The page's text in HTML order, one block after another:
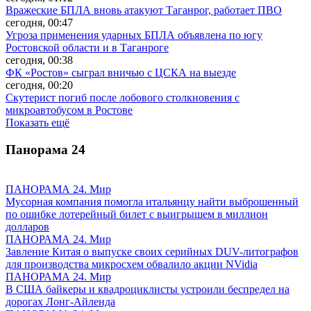
Вражеские БПЛА вновь атакуют Таганрог, работает ПВО
сегодня, 00:47
Угроза применения ударных БПЛА объявлена по югу
Ростовской области и в Таганроге
сегодня, 00:38
ФК «Ростов» сыграл вничью с ЦСКА на выезде
сегодня, 00:20
Скутерист погиб после лобового столкновения с
микроавтобусом в Ростове
Показать ещё
Панорама 24
ПАНОРАМА 24. Мир
Мусорная компания помогла итальянцу найти выброшенный
по ошибке лотерейный билет с выигрышем в миллион
долларов
ПАНОРАМА 24. Мир
Завление Китая о выпуске своих серийных DUV-литографов
для производства микросхем обвалило акции NVidia
ПАНОРАМА 24. Мир
В США байкеры и квадроциклисты устроили беспредел на
дорогах Лонг-Айленда